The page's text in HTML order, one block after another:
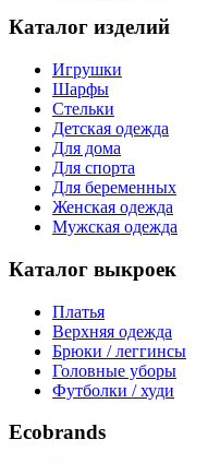
Каталог изделий
Игрушки
Шарфы
Стельки
Детская одежда
Для дома
Для спорта
Для беременных
Женская одежда
Мужская одежда
Каталог выкроек
Платья
Верхняя одежда
Брюки / леггинсы
Головные уборы
Футболки / худи
Ecobrands